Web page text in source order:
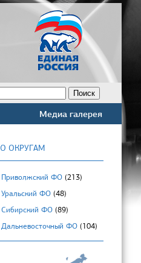
Медиа галерея
ОКРУГАМ
Приволжский ФО (213)
Уральский ФО (48)
Сибирский ФО (89)
Дальневосточный ФО (104)